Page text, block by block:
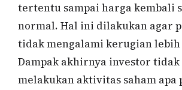
tertentu sampai harga kembali
normal. Hal ini dilakukan agar
tidak mengalami kerugian lebih
Dampak akhirnya investor tidak
melakukan aktivitas saham apa